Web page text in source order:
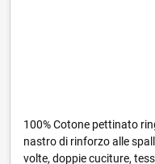
100% Cotone pettinato
nastro di rinforzo alle
volte, doppie cuciture,